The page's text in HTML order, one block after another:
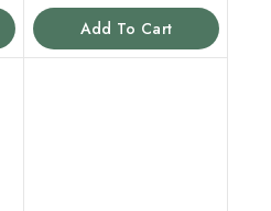
of
5
Add To Cart